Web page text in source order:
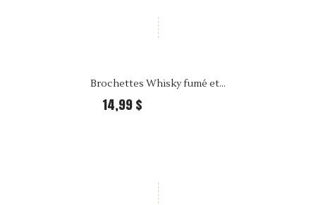
Brochettes Whisky fumé et...
14,99 $